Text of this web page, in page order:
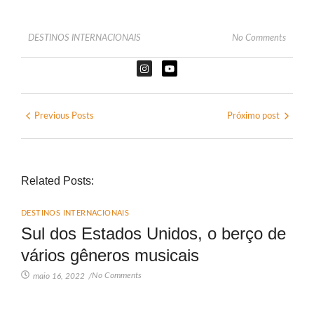
DESTINOS INTERNACIONAIS No Comments
Previous Posts Próximo post
Related Posts:
DESTINOS INTERNACIONAIS
Sul dos Estados Unidos, o berço de
vários gêneros musicais
maio 16, 2022 /No Comments